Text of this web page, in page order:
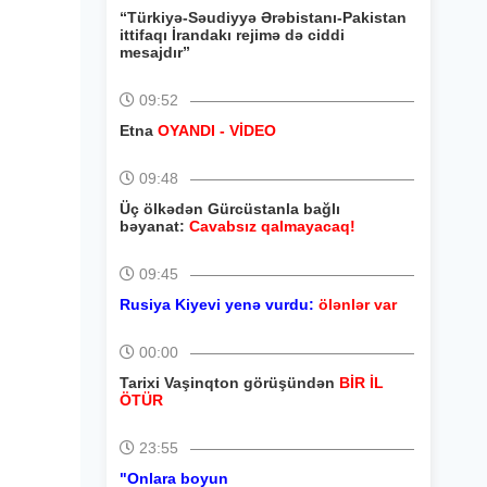
“Türkiyə-Səudiyyə Ərəbistanı-Pakistan
ittifaqı İrandakı rejimə də ciddi
mesajdır”
09:52
Etna OYANDI - VİDEO
09:48
Üç ölkədən Gürcüstanla bağlı
bəyanat: Cavabsız qalmayacaq!
09:45
Rusiya Kiyevi yenə vurdu: ölənlər var
00:00
Tarixi Vaşinqton görüşündən BİR İL
ÖTÜR
23:55
"Onlara boyun